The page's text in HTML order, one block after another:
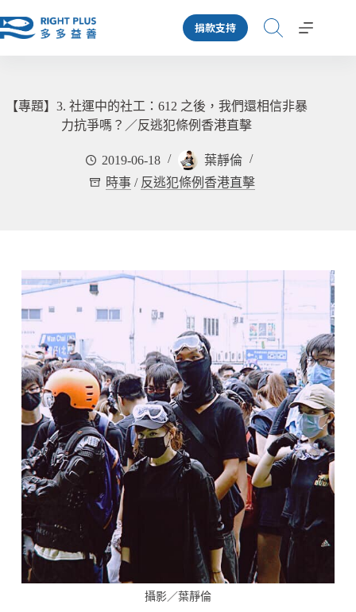
至
捐款支持
【專題】3. 社運中的社工：612 之後，我們還相信非暴
力抗爭嗎？／反逃犯條例香港直擊
2019-06-18
葉靜倫
時事 / 反逃犯條例香港直擊
攝影／葉靜倫